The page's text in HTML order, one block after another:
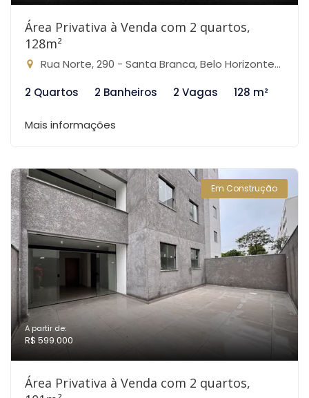
Área Privativa à Venda com 2 quartos,
128m²
Rua Norte, 290 - Santa Branca, Belo Horizonte-MG
2 Quartos
2 Banheiros 2 Vagas 128 m²
Mais informações
Em Construção
A partir de:
R$ 599.000
Área Privativa à Venda com 2 quartos,